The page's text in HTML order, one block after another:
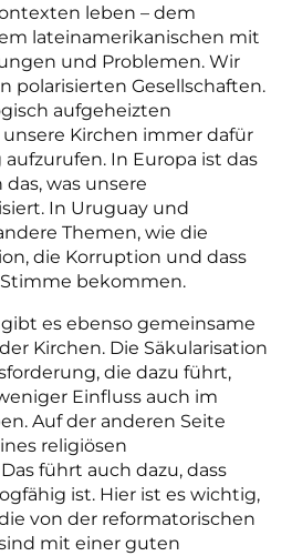
leben – dem
lateinamerikanischen mit
und Problemen. Wir
polarisierten Gesellschaften.
aufgeheizten
Kirchen immer dafür
In Europa ist das
was unsere
In Uruguay und
Themen, wie die
die Korruption und dass
bekommen.
es ebenso gemeinsame
Kirchen. Die Säkularisation
die dazu führt,
Einfluss auch im
Auf der anderen Seite
religiösen
führt auch dazu, dass
ist. Hier ist es wichtig,
von der reformatorischen
mit einer guten